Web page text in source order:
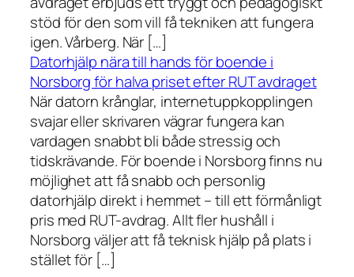
stöd för den som vill få tekniken att fungera
igen. Vårberg. När […]
Datorhjälp nära till hands för boende i
Norsborg för halva priset efter RUT avdraget
När datorn krånglar, internetuppkopplingen
svajar eller skrivaren vägrar fungera kan
vardagen snabbt bli både stressig och
tidskrävande. För boende i Norsborg finns nu
möjlighet att få snabb och personlig
datorhjälp direkt i hemmet – till ett förmånligt
pris med RUT-avdrag. Allt fler hushåll i
Norsborg väljer att få teknisk hjälp på plats i
stället för […]